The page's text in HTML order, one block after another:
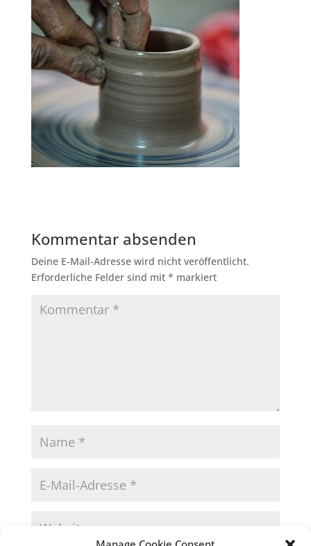
Kommentar absenden
Deine E-Mail-Adresse wird nicht veröffentlicht.
Erforderliche Felder sind mit * markiert